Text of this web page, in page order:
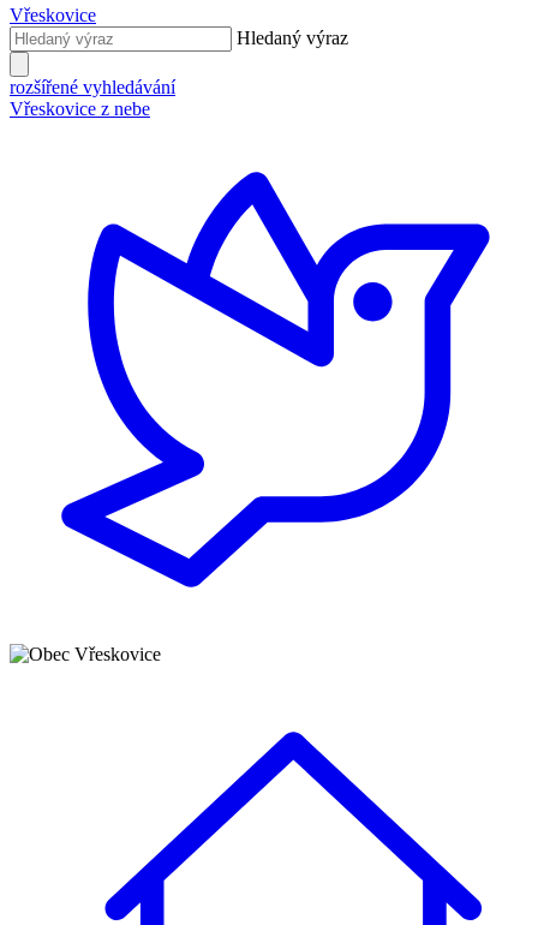
Vřeskovice
Hledaný výraz
rozšířené vyhledávání
Vřeskovice z nebe